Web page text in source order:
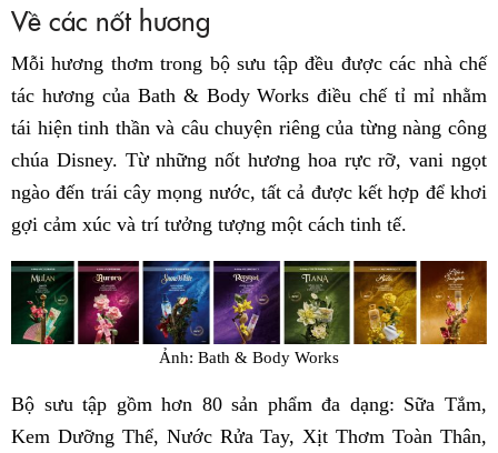
Về các nốt hương
Mỗi hương thơm trong bộ sưu tập đều được các nhà chế
tác hương của Bath & Body Works điều chế tỉ mỉ nhằm
tái hiện tinh thần và câu chuyện riêng của từng nàng công
chúa Disney. Từ những nốt hương hoa rực rỡ, vani ngọt
ngào đến trái cây mọng nước, tất cả được kết hợp để khơi
gợi cảm xúc và trí tưởng tượng một cách tinh tế.
Ảnh: Bath & Body Works
Bộ sưu tập gồm hơn 80 sản phẩm đa dạng: Sữa Tắm,
Kem Dưỡng Thể, Nước Rửa Tay, Xịt Thơm Toàn Thân,